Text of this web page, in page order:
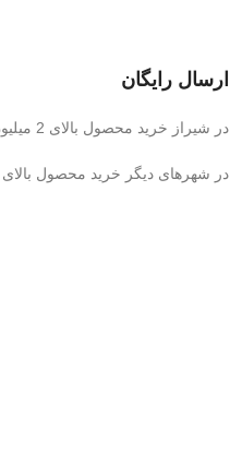
ارسال رایگان
در شیراز خرید محصول بالای 2 میلیون تومان
در شهرهای دیگر خرید محصول بالای 3 میلیون تومان